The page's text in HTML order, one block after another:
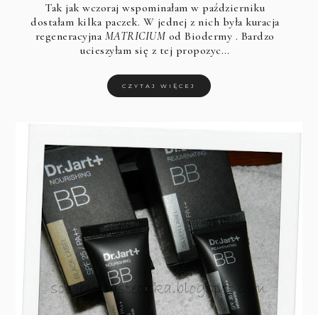
Tak jak wczoraj wspominałam w październiku
dostałam kilka paczek. W jednej z nich była kuracja
regeneracyjna MATRICIUM odBiodermy . Bardzo
ucieszyłam się z tej propozyc…
CZYTAJ WIĘCEJ